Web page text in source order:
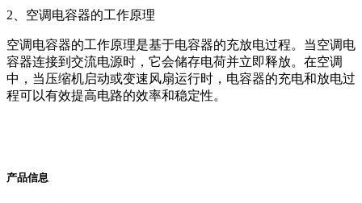
2、空调电容器的工作原理
空调电容器的工作原理是基于电容器的充放电过程。当空调电
容器连接到交流电源时，它会储存电荷并立即释放。在空调
中，当压缩机启动或变速风扇运行时，电容器的充电和放电过
程可以有效提高电路的效率和稳定性。
产品信息